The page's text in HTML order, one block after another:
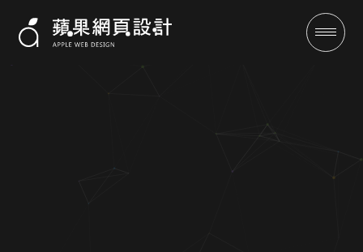
唯新精品廚具-購物車網站案例|
蘋果網頁設計